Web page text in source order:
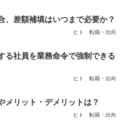
、差額補填はいつまで必要か？
ヒト 転籍・出向
る社員を業務命令で強制できる
ヒト 転籍・出向
メリット・デメリットは？
ヒト 転籍・出向